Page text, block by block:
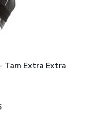
Tam Extra Extra